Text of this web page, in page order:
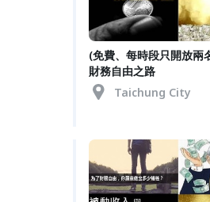
(免費、每時段只開放兩
財務自由之路
Taichung City